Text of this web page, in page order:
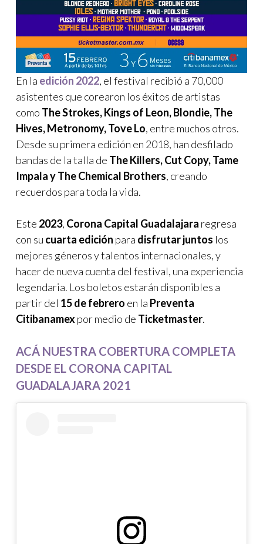
En la edición 2022, el festival recibió a 70,000
asistentes que corearon los éxitos de artistas
como The Strokes, Kings of Leon, Blondie, The
Hives, Metronomy, Tove Lo, entre muchos otros.
Desde su primera edición en 2018, han desfilado
bandas de la talla de The Killers, Cut Copy, Tame
Impala y The Chemical Brothers, creando
recuerdos para toda la vida.
Este 2023, Corona Capital Guadalajara regresa
con su cuarta edición para disfrutar juntos los
mejores géneros y talentos internacionales, y
hacer de nueva cuenta del festival, una experiencia
legendaria. Los boletos estarán disponibles a
partir del 15 de febrero en la Preventa
Citibanamexpor medio de Ticketmaster.
ACÁ NUESTRA COBERTURA COMPLETA
DESDE EL CORONA CAPITAL
GUADALAJARA 2021